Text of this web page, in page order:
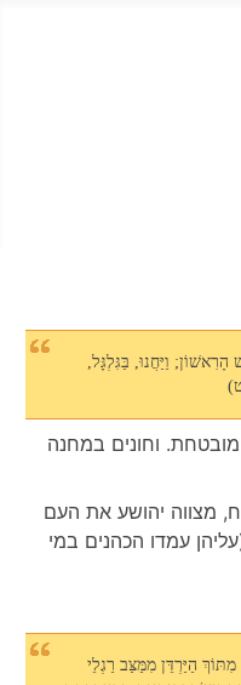
וַיַּחֲנוּ, בַּגִּלְגָּל,
וחונים במחנה
מצווה יהושע את העם
עמדו הכהנים במי
הַיַּרְדֵּן מִמַּצַּב רַגְלֵי